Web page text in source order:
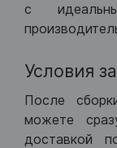
с
Условия
После
можете
доставкой